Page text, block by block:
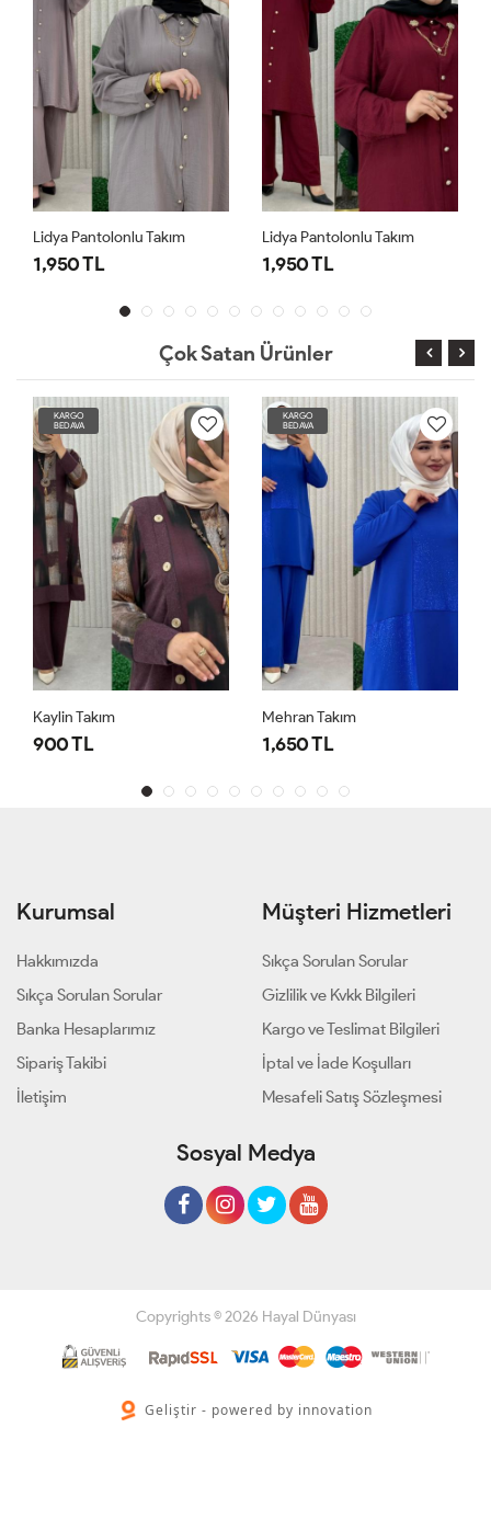
Lidya Pantolonlu Takım
1,950 TL
Lidya Pantolonlu Takım
1,950 TL
Çok Satan Ürünler
KARGO
BEDAVA
Kaylin Takım
900 TL
KARGO
BEDAVA
Mehran Takım
1,650 TL
Kurumsal
Hakkımızda
Sıkça Sorulan Sorular
Banka Hesaplarımız
Sipariş Takibi
İletişim
Müşteri Hizmetleri
Sıkça Sorulan Sorular
Gizlilik ve Kvkk Bilgileri
Kargo ve Teslimat Bilgileri
İptal ve İade Koşulları
Mesafeli Satış Sözleşmesi
Sosyal Medya
Copyrights © 2026 Hayal Dünyası
Geliştir - powered by innovation